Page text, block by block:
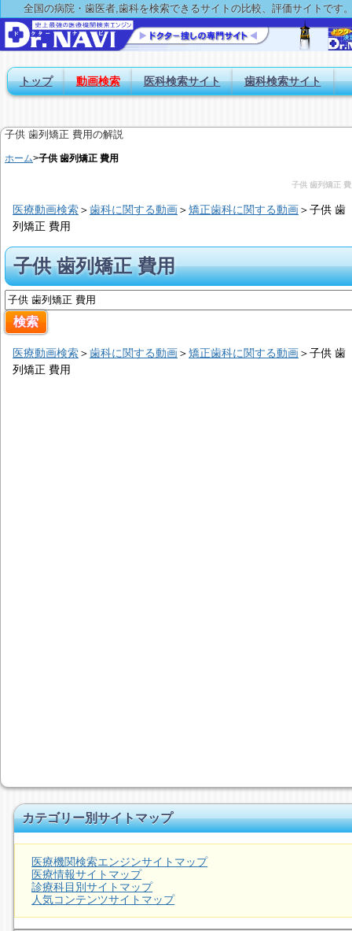
全国の病院・歯医者,歯科を検索できるサイトの比較、評価サイトです
トップ 動画検索 医科検索サイト 歯科検索サイト
子供 歯列矯正 費用の解説
ホーム>子供 歯列矯正 費用
子供 歯列矯正
医療動画検索＞歯科に関する動画＞矯正歯科に関する動画＞子供 歯
列矯正 費用
子供 歯列矯正 費用
医療動画検索＞歯科に関する動画＞矯正歯科に関する動画＞子供 歯
列矯正 費用
カテゴリー別サイトマップ
医療機関検索エンジンサイトマップ
医療情報サイトマップ
診療科目別サイトマップ
人気コンテンツサイトマップ